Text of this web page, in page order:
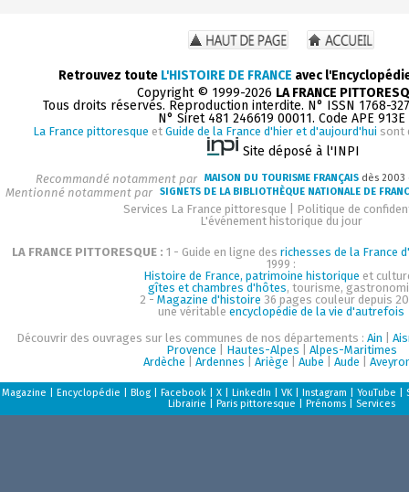
Retrouvez toute L'HISTOIRE DE FRANCE avec
Copyright © 1999-2026 LA FRANCE
Tous droits réservés. Reproduction interdite. N° ISSN 1768-
N° Siret 481 246619 00011. Code APE 913E
La France pittoresque et Guide de la France d'hier et d'aujourd'hui sont
Site déposé à l'INPI
Recommandé notamment par MAISON DU TOURISME FRANÇAIS dès
Mentionné notamment par SIGNETS DE LA BIBLIOTHÈQUE NATIONALE DE
Services La France pittoresque
Politique de
L'événement historique du jour
LA FRANCE PITTORESQUE : 1 - Guide en ligne des richesses de la France
1999 :
Histoire de France, patrimoine historique et
gîtes et chambres d'hôtes, tourisme,
2 - Magazine d'histoire 36 pages couleur depuis
une véritable encyclopédie de la vie d'autrefois
Découvrir des ouvrages sur les communes de nos départements : Ain
Provence
Hautes-Alpes
Alpes-Maritimes
Ardèche
Ardennes Ariège Aube Aude
Magazine Encyclopédie Blog| Facebook| X| LinkedIn VK| Instagram YouTube
Librairie
Paris pittoresque Prénoms| Services